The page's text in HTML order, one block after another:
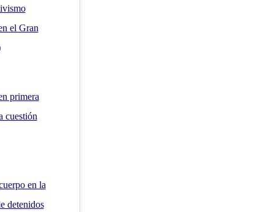
el Gran
primera
cuestión
en la
detenidos